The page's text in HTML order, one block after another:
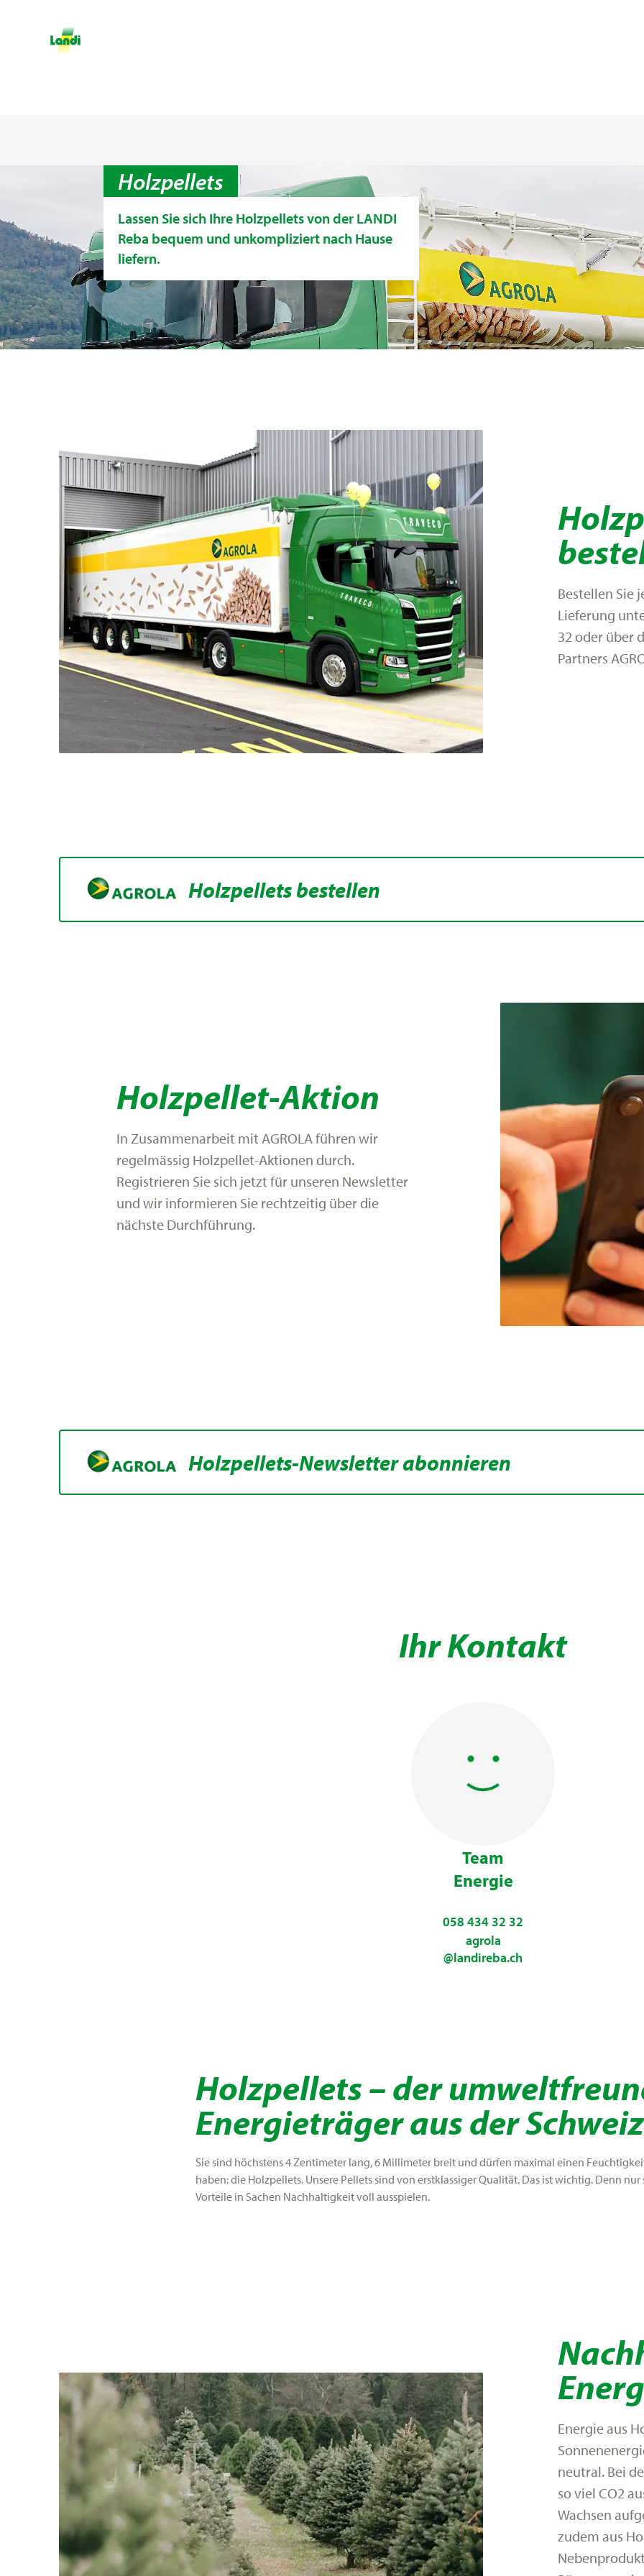
Holzpellets
Lassen Sie sich Ihre Holzpellets von der LANDI
Reba bequem und unkompliziert nach Hause
liefern.
Bestellen Sie
Lieferung
32 oder über
Partners
Holzpellets bestellen
Holzpellet-Aktion
In Zusammenarbeit mit AGROLA führen wir
regelmässig Holzpellet-Aktionen durch.
Registrieren Sie sich jetzt für unseren Newsletter
und wir informieren Sie rechtzeitig über die
nächste Durchführung.
Holzpellets-Newsletter abonnieren
Ihr Kontakt
Team
Energie
058 434 32 32
agrola
@landireba.ch
Holzpellets – der
Energieträger aus der Schweiz
Sie sind höchstens 4 Zentimeter lang, 6 Millimeter breit und dürfen maximal einen
haben: die Holzpellets. Unsere Pellets sind von erstklassiger Qualität. Das ist wichtig. Denn
Vorteile in Sachen Nachhaltigkeit voll ausspielen.
Energie aus
neutral. Bei
so viel CO2
Wachsen
zudem aus